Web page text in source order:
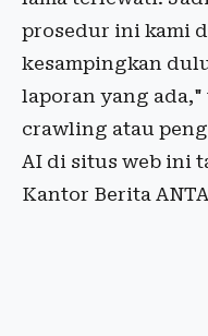
prosedur ini kami
kesampingkan
laporan yang
crawling atau
AI di situs web ini
Kantor Berita